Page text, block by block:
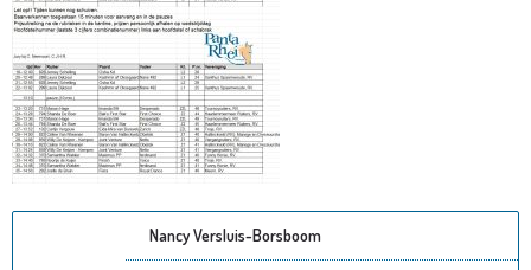
Nancy Versluis-Borsboom